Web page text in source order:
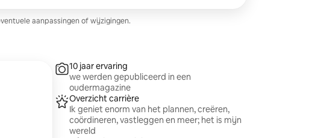
om je te helpen deze momenten te bewaren. Stuur me
aanpassingen of wijzigingen.
10 jaar ervaring
we werden gepubliceerd in een
oudermagazine
Overzicht carrière
Ik geniet enorm van het plannen, creëren,
coördineren, vastleggen en meer; het is mijn
wereld